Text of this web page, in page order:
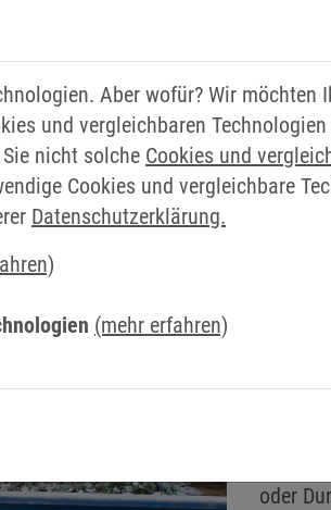
Drives bei KEB. „Dabei
wird optimiert.“ In einem
aus einem F6 Control Board und
die Kommunikation mit der
Für
der
oder
Aber wofür? Wir
und vergleichbaren
nicht solche Cookies und
Cookies und vergleichbare
Datenschutzerklärung.
(mehr erfahren)